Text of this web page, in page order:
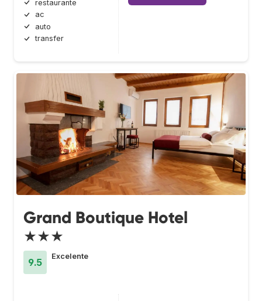
restaurante
ac
auto
transfer
Grand Boutique Hotel
★★★
9.5
Excelente